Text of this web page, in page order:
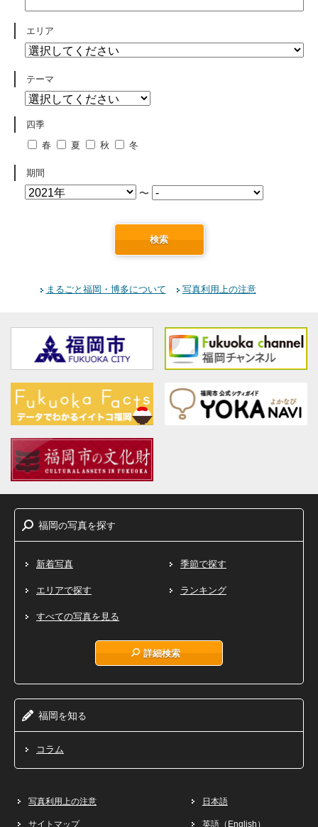
エリア
テーマ
四季
春
夏 秋 冬
期間
〜
検索
まるごと福岡・博多について 写真利用上の注意
福岡の写真を探す
新着写真 季節で探す
エリアで探す ランキング
すべての写真を見る
詳細検索
福岡を知る
コラム
写真利用上の注意
サイトマップ
日本語
英語（English）